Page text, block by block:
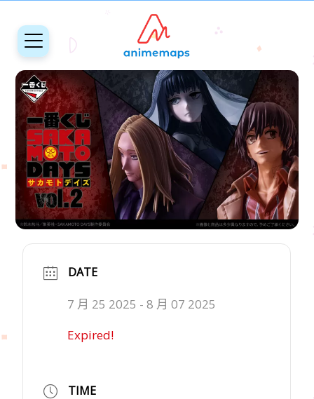
DATE
7 月 25 2025 - 8 月 07 2025
Expired!
TIME